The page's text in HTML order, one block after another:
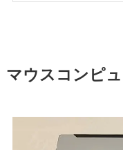
マウスコンピ